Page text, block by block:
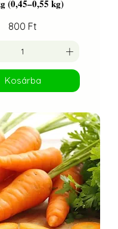
(0,45–0,55 kg)
Ár
800 Ft
Kosárba